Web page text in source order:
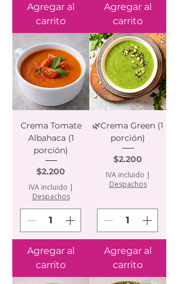
Agregar al
carrito
Agregar al
carrito
Crema Tomate
Albahaca (1
porción)
Precio
$2.200
IVA incluido |
Despachos
Agregar al
carrito
🌿Crema Green (1
porción)
Precio
$2.200
IVA incluido |
Despachos
Agregar al
carrito